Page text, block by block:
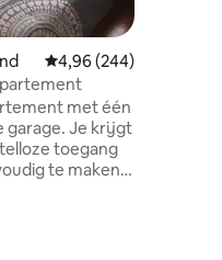
153 recensies
Gemiddelde
4,96 (244)
met één
garage. Je krijgt
toegang
te maken.